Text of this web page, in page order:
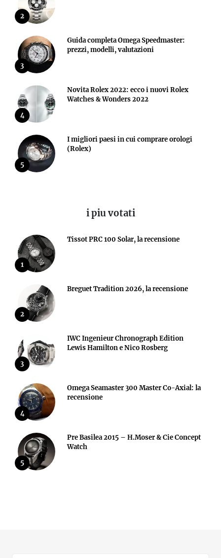
2
3
Guida completa Omega Speedmaster:
prezzi, modelli, valutazioni
4
Novita Rolex 2022: ecco i nuovi Rolex
Watches & Wonders 2022
5
I migliori paesi in cui comprare orologi
(Rolex)
i piu votati
1
Tissot PRC 100 Solar, la recensione
2
Breguet Tradition 2026, la recensione
3
IWC Ingenieur Chronograph Edition
Lewis Hamilton e Nico Rosberg
4
Omega Seamaster 300 Master Co-Axial: la
recensione
5
Pre Basilea 2015 – H.Moser & Cie Concept
Watch